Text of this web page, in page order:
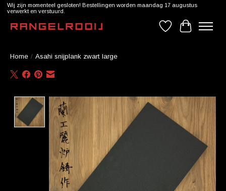
Wij zijn momenteel gesloten! Bestellingen worden maandag 17 augustus
verwerkt en verstuurd.
Verlanglijst
Home / Asahi snijplank zwart large
Product image slideshow Items